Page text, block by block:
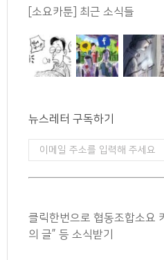
[소요카툰] 최근 소식들
뉴스레터 구독하기
클릭한번으로 협동조합소요
의 글” 등 소식받기